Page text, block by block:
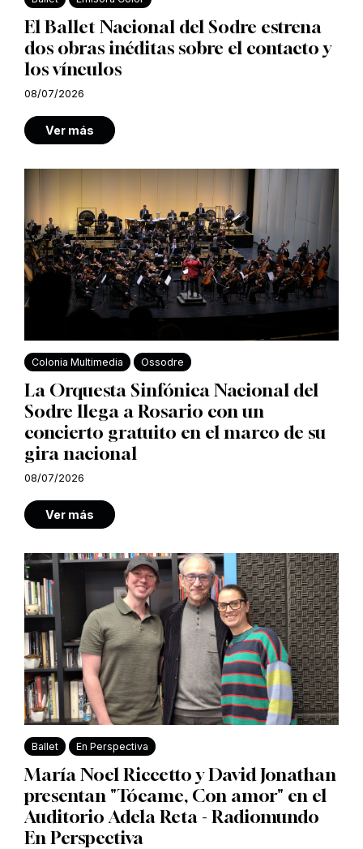
El Ballet Nacional del Sodre estrena
dos obras inéditas sobre el contacto y
los vínculos
08/07/2026
Ver más
Colonia Multimedia Ossodre
La Orquesta Sinfónica Nacional del
Sodre llega a Rosario con un
concierto gratuito en el marco de su
gira nacional
08/07/2026
Ver más
Ballet En Perspectiva
María Noel Riccetto y David Jonathan
presentan "Tócame, Con amor" en el
Auditorio Adela Reta - Radiomundo
En Perspectiva